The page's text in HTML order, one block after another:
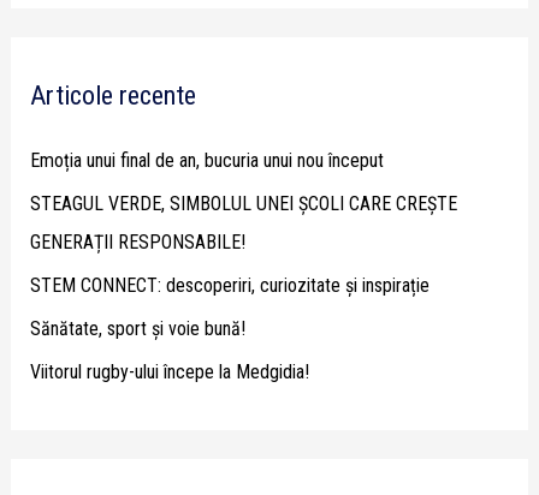
c
o
r
:
Articole recente
Emoția unui final de an, bucuria unui nou început
STEAGUL VERDE, SIMBOLUL UNEI ȘCOLI CARE CREȘTE
GENERAȚII RESPONSABILE!
STEM CONNECT: descoperiri, curiozitate și inspirație
Sănătate, sport și voie bună!
Viitorul rugby-ului începe la Medgidia!